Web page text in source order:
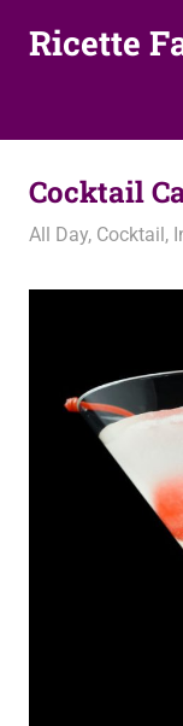
Ricette
Cocktail
24 Luglio 2020
admin
All Day, Cocktail,